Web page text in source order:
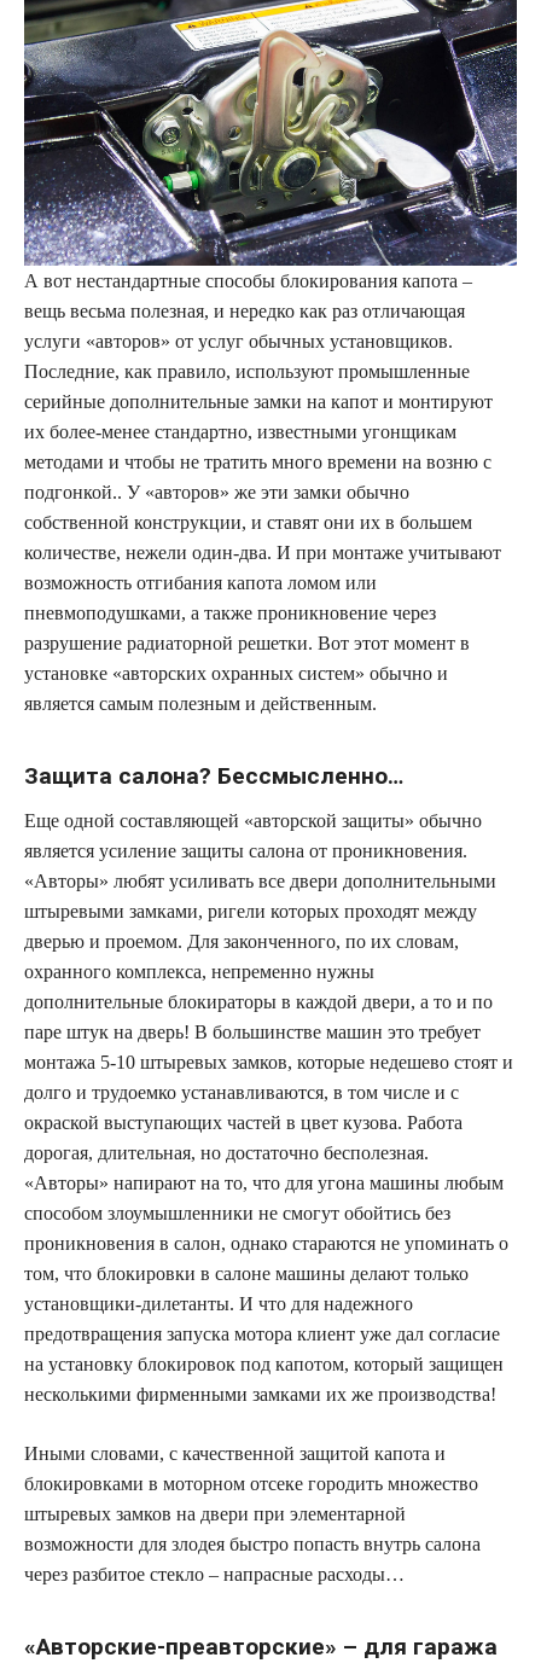
А вот нестандартные способы блокирования капота –
вещь весьма полезная, и нередко как раз отличающая
услуги «авторов» от услуг обычных установщиков.
Последние, как правило, используют промышленные
серийные дополнительные замки на капот и монтируют
их более-менее стандартно, известными угонщикам
методами и чтобы не тратить много времени на возню с
подгонкой.. У «авторов» же эти замки обычно
собственной конструкции, и ставят они их в большем
количестве, нежели один-два. И при монтаже учитывают
возможность отгибания капота ломом или
пневмоподушками, а также проникновение через
разрушение радиаторной решетки. Вот этот момент в
установке «авторских охранных систем» обычно и
является самым полезным и действенным.
Защита салона? Бессмысленно…
Еще одной составляющей «авторской защиты» обычно
является усиление защиты салона от проникновения.
«Авторы» любят усиливать все двери дополнительными
штыревыми замками, ригели которых проходят между
дверью и проемом. Для законченного, по их словам,
охранного комплекса, непременно нужны
дополнительные блокираторы в каждой двери, а то и по
паре штук на дверь! В большинстве машин это требует
монтажа 5-10 штыревых замков, которые недешево стоят и
долго и трудоемко устанавливаются, в том числе и с
окраской выступающих частей в цвет кузова. Работа
дорогая, длительная, но достаточно бесполезная.
«Авторы» напирают на то, что для угона машины любым
способом злоумышленники не смогут обойтись без
проникновения в салон, однако стараются не упоминать о
том, что блокировки в салоне машины делают только
установщики-дилетанты. И что для надежного
предотвращения запуска мотора клиент уже дал согласие
на установку блокировок под капотом, который защищен
несколькими фирменными замками их же производства!
Иными словами, с качественной защитой капота и
блокировками в моторном отсеке городить множество
штыревых замков на двери при элементарной
возможности для злодея быстро попасть внутрь салона
через разбитое стекло – напрасные расходы…
«Авторские-преавторские» – для гаража